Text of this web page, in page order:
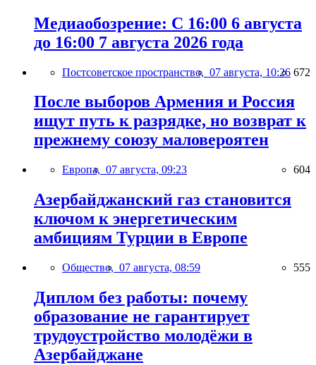
Медиаобозрение: С 16:00 6 августа
до 16:00 7 августа 2026 года
Постсоветское пространство, 07 августа, 10:26 672
После выборов Армения и Россия
ищут путь к разрядке, но возврат к
прежнему союзу маловероятен
Европа, 07 августа, 09:23 604
Азербайджанский газ становится
ключом к энергетическим
амбициям Турции в Европе
Общество, 07 августа, 08:59 555
Диплом без работы: почему
образование не гарантирует
трудоустройство молодёжи в
Азербайджане